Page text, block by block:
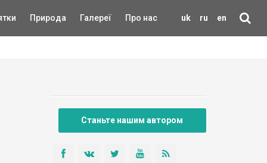
uk ru en
Природа Галереї Про нас
Станьте нашим автором